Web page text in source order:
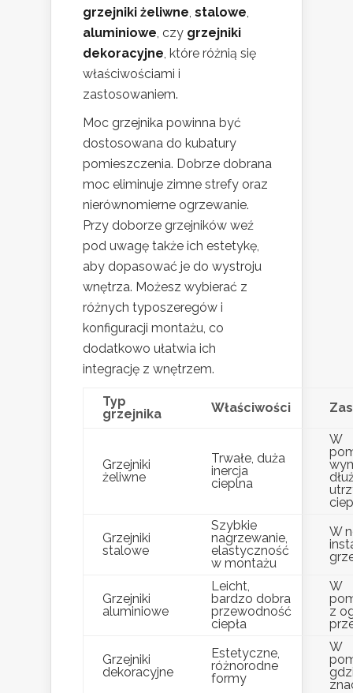
grzejniki żeliwne, stalowe,
aluminiowe, czy grzejniki
dekoracyjne, które różnią się
właściwościami i
zastosowaniem.
Moc grzejnika powinna być
dostosowana do kubatury
pomieszczenia. Dobrze dobrana
moc eliminuje zimne strefy oraz
nierównomierne ogrzewanie.
Przy doborze grzejników weź
pod uwagę także ich estetykę,
aby dopasować je do wystroju
wnętrza. Możesz wybierać z
różnych typoszeregów i
konfiguracji montażu, co
dodatkowo ułatwia ich
integrację z wnętrzem.
Typ
grzejnika
Właściwości
Grzejniki
żeliwne
Trwałe, duża
inercja
cieplna
W
Grzejniki
stalowe
Szybkie
nagrzewanie,
elastyczność
w montażu
W
Grzejniki
aluminiowe
Leicht,
bardzo dobra
przewodność
ciepła
W
z
Grzejniki
dekoracyjne
Estetyczne,
różnorodne
formy
W